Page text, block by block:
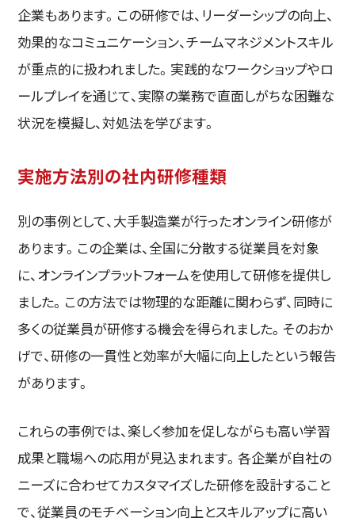
企業もあります。この研修では、リーダーシップの向上、
効果的なコミュニケーション、チームマネジメントスキル
が重点的に扱われました。実践的なワークショップやロ
ールプレイを通じて、実際の業務で直面しがちな困難な
状況を模擬し、対処法を学びます。
実施方法別の社内研修種類
別の事例として、大手製造業が行ったオンライン研修が
あります。この企業は、全国に分散する従業員を対象
に、オンラインプラットフォームを使用して研修を提供し
ました。この方法では物理的な距離に関わらず、同時に
多くの従業員が研修する機会を得られました。そのおか
げで、研修の一貫性と効率が大幅に向上したという報告
があります。
これらの事例では、楽しく参加を促しながらも高い学習
成果と職場への応用が見込まれます。各企業が自社の
ニーズに合わせてカスタマイズした研修を設計すること
で、従業員のモチベーション向上とスキルアップに高い